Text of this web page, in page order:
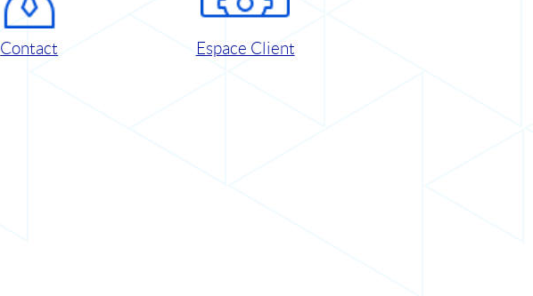
Contact Espace Client